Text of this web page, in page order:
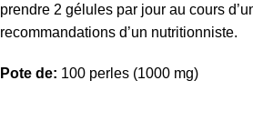
prendre 2 gélules par jour au cours
recommandations d’un nutritionniste.
Pote de: 100 perles (1000 mg)